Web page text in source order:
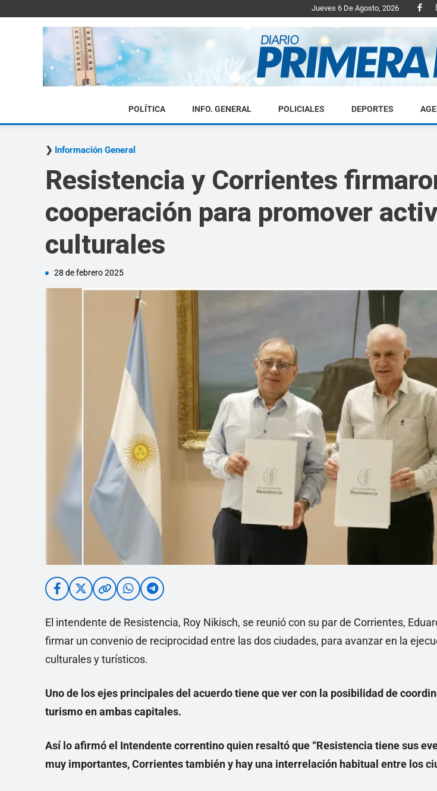
Jueves 6 De Agosto, 2026
Diario
Primera
POLÍTICA INFO. GENERAL POLICIALES DEPORTES
Información General
Resistencia y Corrientes
cooperación para promover
culturales
28 de febrero 2025
El intendente de Resistencia, Roy Nikisch, se reunió con su par de Corrientes,
firmar un convenio de reciprocidad entre las dos ciudades, para avanzar en la
culturales y turísticos.
Uno de los ejes principales del acuerdo tiene que ver con la posibilidad de
turismo en ambas capitales.
Así lo afirmó el Intendente correntino quien resaltó que “Resistencia tiene sus
muy importantes, Corrientes también y hay una interrelación habitual entre los